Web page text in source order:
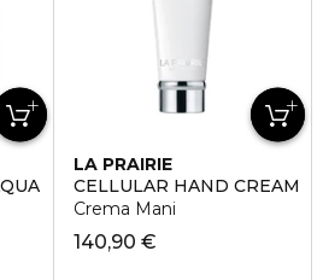
LA PRAIRIE
CELLULAR HAND CREAM
Crema Mani
140,90 €